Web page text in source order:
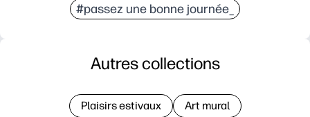
#passez une bonne journée_
Autres collections
Plaisirs estivaux Art mural